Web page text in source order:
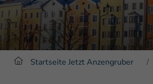
Startseite Jetzt Anzengruber